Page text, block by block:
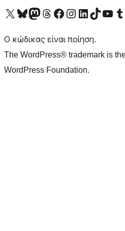
Visit our X (formerly Twitter) account
Visit our Bluesky account
Επισκεφθείτε τον λογαριασμό μας στο Mastodon
Visit our Threads account
Επισκεφτείτε τη σελίδα μας στο Facebook
Επισκεφθείτε τον λογαριασμό μας Instagram
Επισκεφθείτε τον λογαριασμό μας LinkedIn
Visit our TikTok account
Visit our Visit
Ο κώδικας είναι ποίηση.
The WordPress® trademark is
WordPress Foundation.